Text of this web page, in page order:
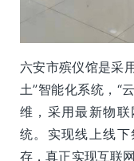
六安市殡仪馆是采
土”智能化系统，“
维，采用最新物
统。实现线上线
存，真正实现互联